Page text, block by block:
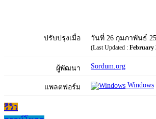
ปรับปรุงเมื่อ วันที่ 26 กุมภาพันธ์
(Last Updated : February
ผู้พัฒนา Sordum.org
แพลตฟอร์ม Windows
รีวิว